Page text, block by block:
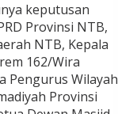
keputusan
Provinsi NTB,
NTB, Kepala
162/Wira
Pengurus Wilayah
Provinsi